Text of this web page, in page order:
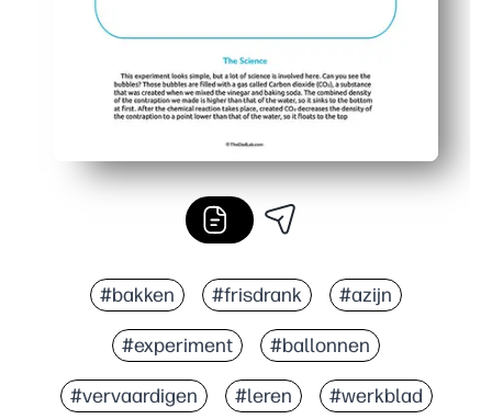
#bakken #frisdrank #azijn
#experiment #ballonnen
#vervaardigen #leren #werkblad